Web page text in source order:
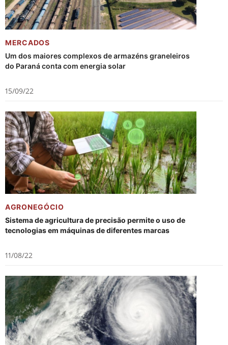
MERCADOS
Um dos maiores complexos de armazéns graneleiros
do Paraná conta com energia solar
15/09/22
AGRONEGÓCIO
Sistema de agricultura de precisão permite o uso de
tecnologias em máquinas de diferentes marcas
11/08/22